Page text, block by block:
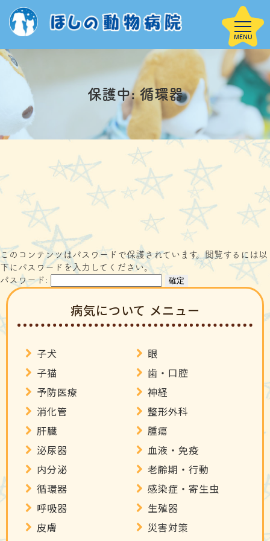
当院について 院内案内
診療案内
子犬を迎えた方
スタッフ紹介 アクセス よくある質問
採用情報
〒456-0012 名古屋市熱田区沢上2丁目5-27
052-671-8543
保護中: 循環器
このコンテンツはパスワードで保護されています。閲覧するには以
下にパスワードを入力してください。
パスワード:
病気について メニュー
子犬
子猫
予防医療
消化管
肝臓
泌尿器
内分泌
循環器
呼吸器
皮膚
眼
歯・口腔
神経
整形外科
腫瘍
血液・免疫
老齢期・行動
感染症・寄生虫
生殖器
災害対策